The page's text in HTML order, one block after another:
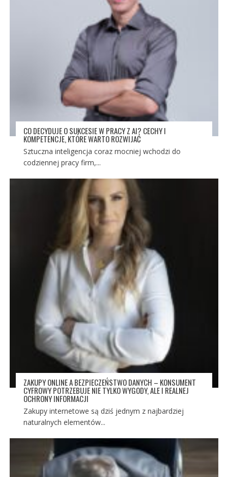
CO DECYDUJE O SUKCESIE W PRACY Z AI? CECHY I
KOMPETENCJE, KTÓRE WARTO ROZWIJAĆ
Sztuczna inteligencja coraz mocniej wchodzi do
codziennej pracy firm,...
ZAKUPY ONLINE A BEZPIECZEŃSTWO DANYCH – KONSUMENT
CYFROWY POTRZEBUJE NIE TYLKO WYGODY, ALE I REALNEJ
OCHRONY INFORMACJI
Zakupy internetowe są dziś jednym z najbardziej
naturalnych elementów...